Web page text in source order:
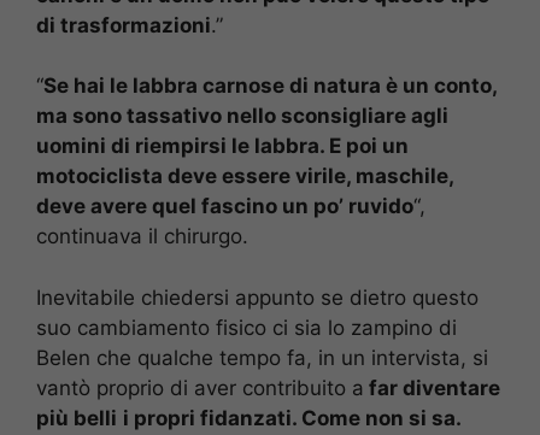
di trasformazioni.”
“Se hai le labbra carnose di natura è un conto,
ma sono tassativo nello sconsigliare agli
uomini di riempirsi le labbra. E poi un
motociclista deve essere virile, maschile,
deve avere quel fascino un po’ ruvido“,
continuava il chirurgo.
Inevitabile chiedersi appunto se dietro questo
suo cambiamento fisico ci sia lo zampino di
Belen che qualche tempo fa, in un intervista, si
vantò proprio di aver contribuito a far diventare
più belli i propri fidanzati. Come non si sa.